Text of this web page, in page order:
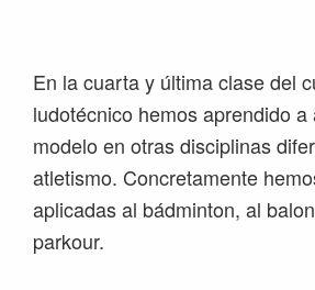
navegación
principal
contenido
principal
barra
lateral
principal
página
En la cuarta y última clase del
ludotécnico hemos aprendido a
modelo en otras disciplinas
atletismo. Concretamente
aplicadas al bádminton, al
parkour.